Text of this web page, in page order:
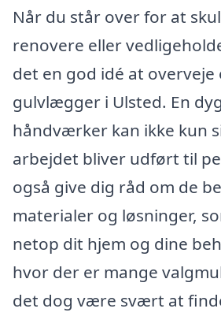
Når du står over for at
renovere eller
det en god idé at overveje
gulvlægger i Ulsted. En
håndværker kan ikke kun
arbejdet bliver udført til
også give dig råd om de
materialer og løsninger,
netop dit hjem og dine
hvor der er mange
det dog være svært at